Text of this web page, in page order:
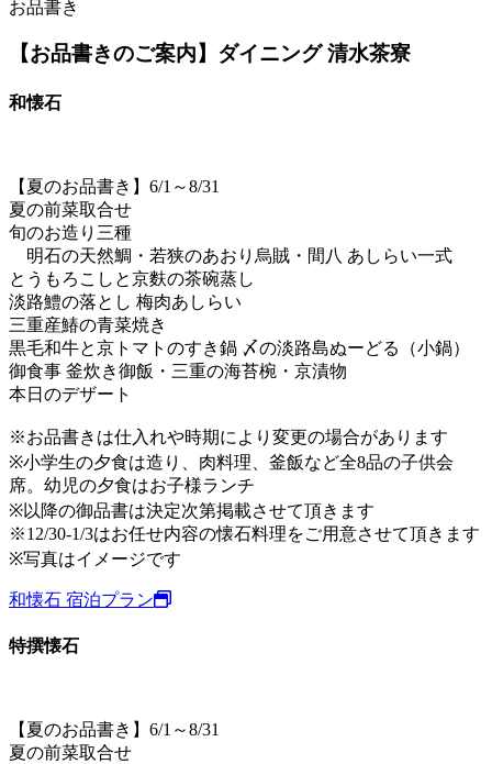
お品書き
【お品書きのご案内】ダイニング 清水茶寮
和懐石
【夏のお品書き】6/1～8/31
夏の前菜取合せ
旬のお造り三種
明石の天然鯛・若狭のあおり烏賊・間八 あしらい一式
とうもろこしと京麩の茶碗蒸し
淡路鱧の落とし 梅肉あしらい
三重産鰆の青菜焼き
黒毛和牛と京トマトのすき鍋 〆の淡路島ぬーどる（小鍋）
御食事 釜炊き御飯・三重の海苔椀・京漬物
本日のデザート
※お品書きは仕入れや時期により変更の場合があります
※小学生の夕食は造り、肉料理、釜飯など全8品の子供会
席。幼児の夕食はお子様ランチ
※以降の御品書は決定次第掲載させて頂きます
※12/30-1/3はお任せ内容の懐石料理をご用意させて頂きます
※写真はイメージです
和懐石 宿泊プラン
特撰懐石
【夏のお品書き】6/1～8/31
夏の前菜取合せ